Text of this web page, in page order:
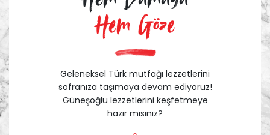
Hem Göze
Geleneksel Türk mutfağı lezzetlerini
sofranıza taşımaya devam ediyoruz!
Güneşoğlu lezzetlerini keşfetmeye
hazır mısınız?